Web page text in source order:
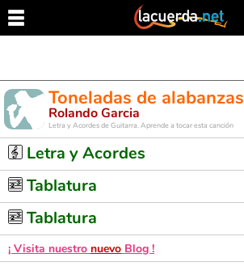
Toneladas de alabanzas
Rolando Garcia
Letra y Acordes de Guitarra. Aprende a tocar esta canción
Letra y Acordes
Tablatura
Tablatura
¡ Visita nuestro nuevo Blog !